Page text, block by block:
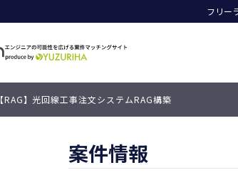
フリー
【RAG】光回線工事注文システムRAG構築
案件情報